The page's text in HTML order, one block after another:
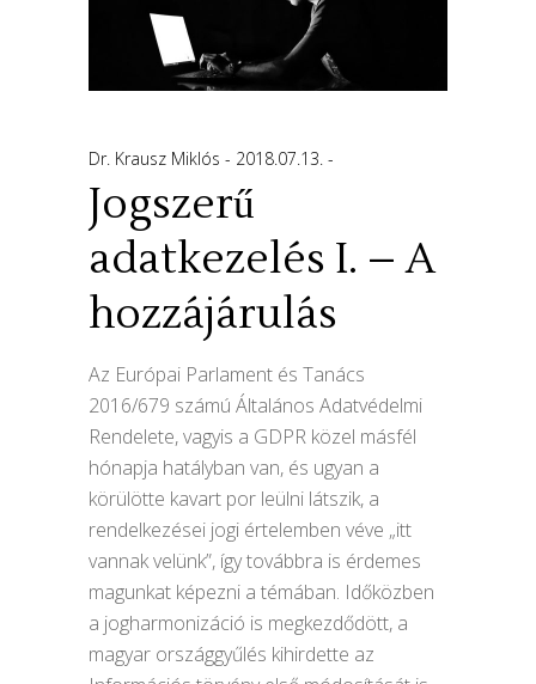
Dr. Krausz Miklós 2018.07.13.
Jogszerű
adatkezelés I. – A
hozzájárulás
Az Európai Parlament és Tanács
2016/679 számú Általános Adatvédelmi
Rendelete, vagyis a GDPR közel másfél
hónapja hatályban van, és ugyan a
körülötte kavart por leülni látszik, a
rendelkezései jogi értelemben véve „itt
vannak velünk”, így továbbra is érdemes
magunkat képezni a témában. Időközben
a jogharmonizáció is megkezdődött, a
magyar országgyűlés kihirdette az